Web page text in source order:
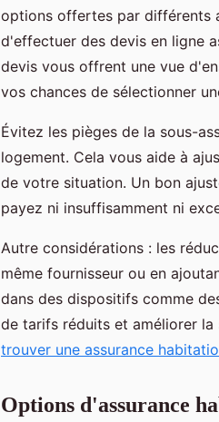
options offertes par différents
d'effectuer des devis en ligne
devis vous offrent une vue
vos chances de sélectionner
Évitez les pièges de la sous-
logement. Cela vous aide à
de votre situation. Un bon
payez ni insuffisamment ni
Autre considérations : les
même fournisseur ou en
dans des dispositifs comme
de tarifs réduits et améliorer
trouver une assurance
Options d'assurance